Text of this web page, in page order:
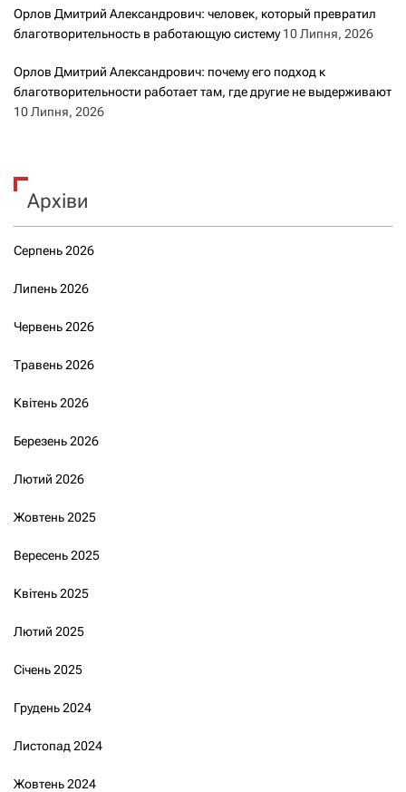
Орлов Дмитрий Александрович: человек, который превратил
благотворительность в работающую систему 10 Липня, 2026
Орлов Дмитрий Александрович: почему его подход к
благотворительности работает там, где другие не выдерживают
10 Липня, 2026
Архіви
Серпень 2026
Липень 2026
Червень 2026
Травень 2026
Квітень 2026
Березень 2026
Лютий 2026
Жовтень 2025
Вересень 2025
Квітень 2025
Лютий 2025
Січень 2025
Грудень 2024
Листопад 2024
Жовтень 2024